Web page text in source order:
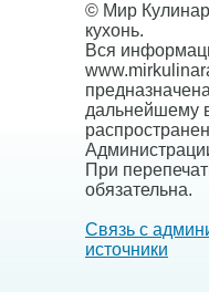
© Мир
кухонь.
Вся
дальнейшему
При
обязательна.
Связь с
источники